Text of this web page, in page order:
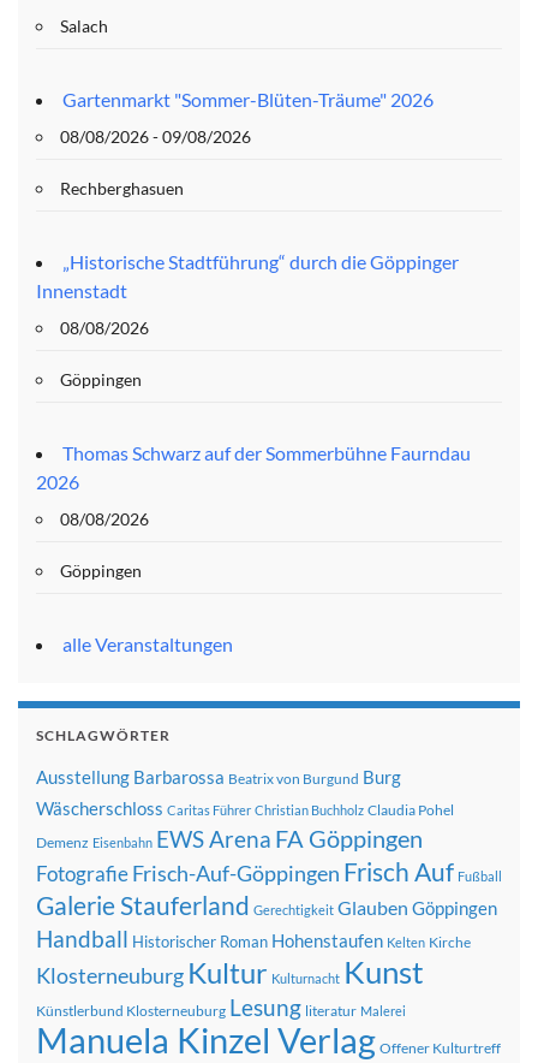
Salach
Gartenmarkt "Sommer-Blüten-Träume" 2026
08/08/2026 - 09/08/2026
Rechberghasuen
„Historische Stadtführung“ durch die Göppinger
Innenstadt
08/08/2026
Göppingen
Thomas Schwarz auf der Sommerbühne Faurndau
2026
08/08/2026
Göppingen
alle Veranstaltungen
SCHLAGWÖRTER
Ausstellung Barbarossa Beatrix von Burgund Burg
Wäscherschloss Caritas Führer Christian Buchholz Claudia Pohel
Demenz Eisenbahn EWS Arena FA Göppingen
FotografieFrisch-Auf-Göppingen Frisch Auf Fußball
Galerie Stauferland Gerechtigkeit Glauben Göppingen
Handball Historischer Roman Hohenstaufen Kelten Kirche
Klosterneuburg Kultur Kulturnacht Kunst
Künstlerbund Klosterneuburg Lesung literatur Malerei
Manuela Kinzel Verlag Offener Kulturtreff